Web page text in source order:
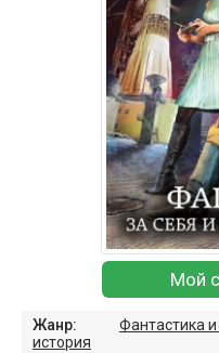
Мой
Жанр: Фантастика
история